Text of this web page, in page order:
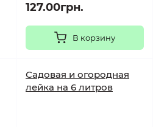
127.00грн.
В корзину
Садовая и огородная
лейка на 6 литров